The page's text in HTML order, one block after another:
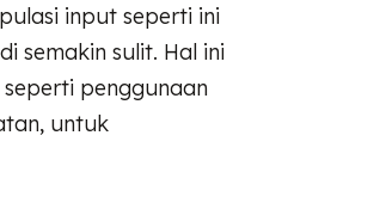
input seperti ini
semakin sulit. Hal ini
penggunaan
untuk